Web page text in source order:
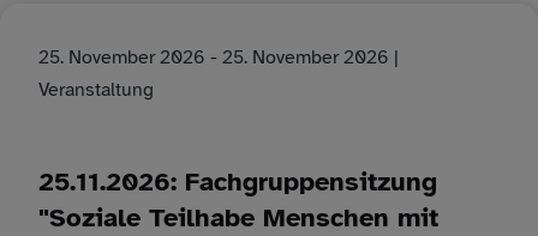
25. November 2026 - 25. November 2026 |
Veranstaltung
25.11.2026: Fachgruppensitzung
"Soziale Teilhabe Menschen mit